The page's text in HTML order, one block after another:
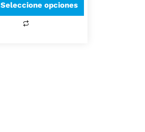
Seleccione opciones